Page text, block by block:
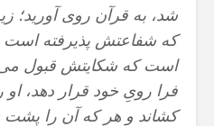
شد، به قرآن روى آوريد؛
كه شفاعتش پذيرفته
است كه شكايتش قبول
فرا روىِ خود قرار دهد،
كشاند و هر كه آن را